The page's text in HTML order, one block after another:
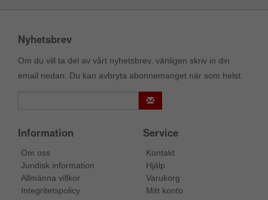
Nyhetsbrev
Om du vill ta del av vårt nyhetsbrev, vänligen skriv in din
email nedan. Du kan avbryta abonnemanget när som helst.
Information
Om oss
Juridisk information
Allmänna villkor
Integritetspolicy
Service
Kontakt
Hjälp
Varukorg
Mitt konto